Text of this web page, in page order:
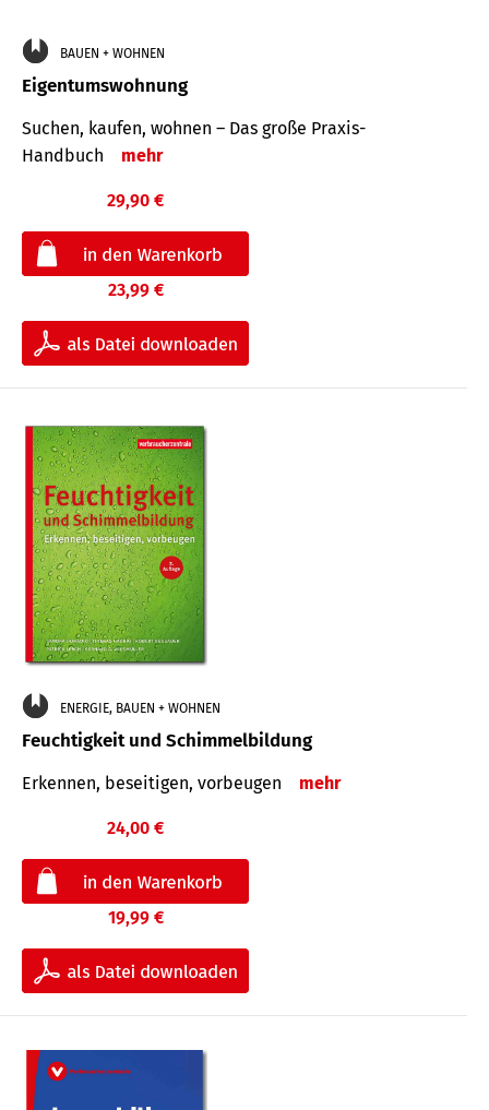
BAUEN + WOHNEN
Eigentumswohnung
Suchen, kaufen, wohnen – Das große Praxis-
Handbuch
mehr
29,90 €
23,99 €
ENERGIE, BAUEN + WOHNEN
Feuchtigkeit und Schimmelbildung
Erkennen, beseitigen, vorbeugen mehr
24,00 €
19,99 €